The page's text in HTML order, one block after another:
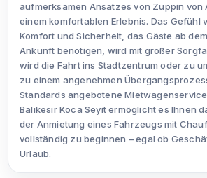
aufmerksamen Ansatzes von Zuppin von
einem komfortablen Erlebnis. Das Gefühl
Komfort und Sicherheit, das Gäste ab
Ankunft benötigen, wird mit großer
wird die Fahrt ins Stadtzentrum oder zu
zu einem angenehmen
Standards angebotene
Balıkesir Koca Seyit ermöglicht es Ihnen
der Anmietung eines Fahrzeugs mit
vollständig zu beginnen – egal ob
Urlaub.